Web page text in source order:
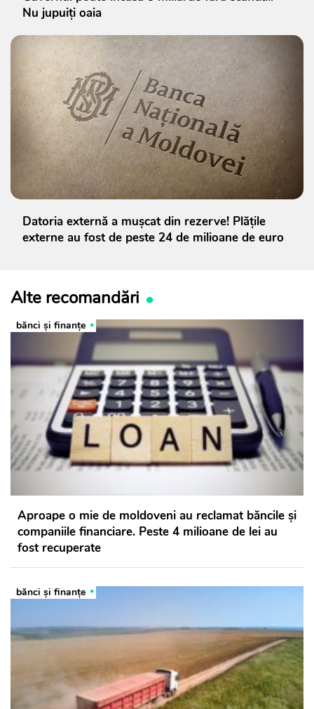
Nu jupuiți oaia
Datoria externă a mușcat din rezerve! Plățile
externe au fost de peste 24 de milioane de euro
Alte recomandări
bănci şi finanţe
Aproape o mie de moldoveni au reclamat băncile și
companiile financiare. Peste 4 milioane de lei au
fost recuperate
bănci şi finanţe